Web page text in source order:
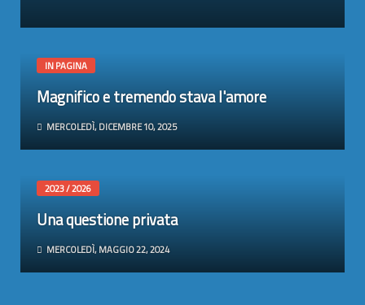
IN PAGINA
Magnifico e tremendo stava l'amore
MERCOLEDÌ, DICEMBRE 10, 2025
2023 / 2026
Una questione privata
MERCOLEDÌ, MAGGIO 22, 2024